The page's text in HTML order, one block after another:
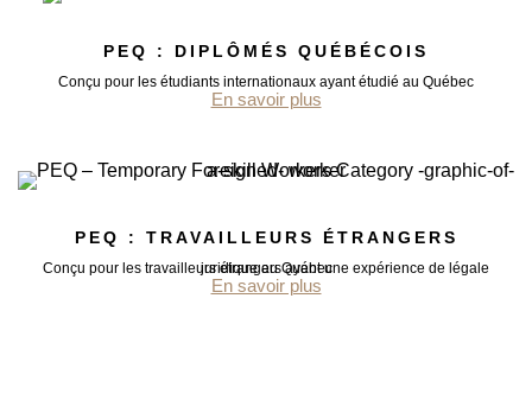
PEQ : DIPLÔMÉS QUÉBÉCOIS
Conçu pour les étudiants internationaux ayant étudié au Québec
En savoir plus
PEQ : TRAVAILLEURS ÉTRANGERS
Conçu pour les travailleurs étrangers ayant une expérience de légale juridique au Québec
En savoir plus